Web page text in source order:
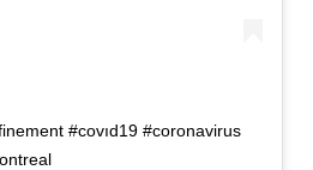
#covıd19 #coronavirus